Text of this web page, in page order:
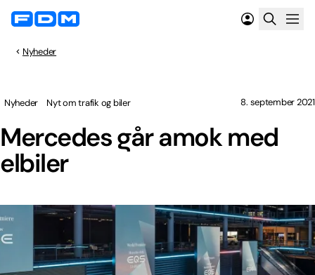
Nyheder
Mercedes går amok med
elbiler
Nyheder Nyt om trafik og biler 8. september 2021